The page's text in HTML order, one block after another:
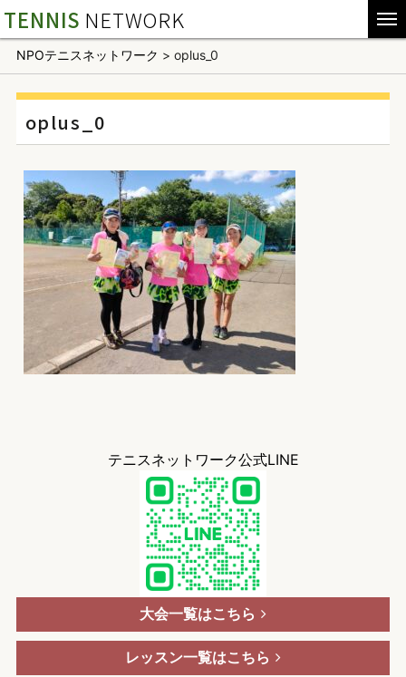
TENNIS NETWORK
NPOテニスネットワーク > oplus_0
oplus_0
テニスネットワーク公式LINE
大会一覧はこちら
レッスン一覧はこちら